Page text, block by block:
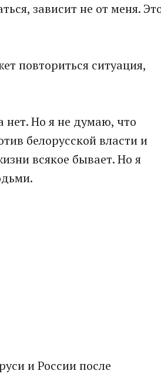
зависит не от меня.
повториться ситуация,
нет. Но я не думаю, что
белорусской власти и
всякое бывает. Но я
и России после